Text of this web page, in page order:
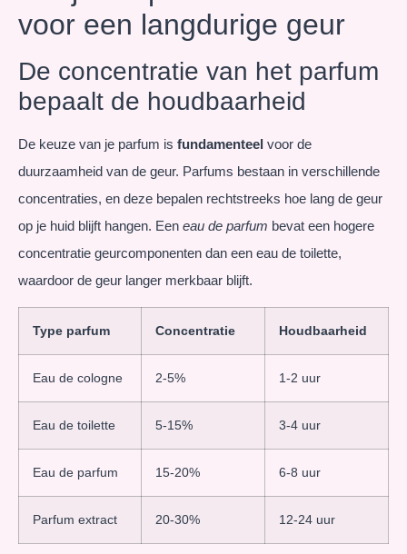
voor een langdurige geur
De concentratie van het parfum
bepaalt de houdbaarheid
De keuze van je parfum is fundamenteel voor de
duurzaamheid van de geur. Parfums bestaan in verschillende
concentraties, en deze bepalen rechtstreeks hoe lang de geur
op je huid blijft hangen. Een eau de parfum bevat een hogere
concentratie geurcomponenten dan een eau de toilette,
waardoor de geur langer merkbaar blijft.
Type parfum Concentratie Houdbaarheid
Eau de cologne 2-5% 1-2 uur
Eau de toilette 5-15% 3-4 uur
Eau de parfum 15-20% 6-8 uur
Parfum extract 20-30% 12-24 uur